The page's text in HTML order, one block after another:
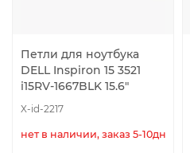
Петли для ноутбука
DELL Inspiron 15 3521
i15RV-1667BLK 15.6"
X-id-2217
нет в наличии, заказ 5-10дн.